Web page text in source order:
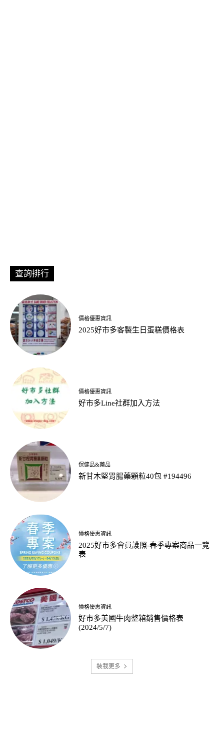
查詢排行
價格優惠資訊
2025好市多客製生日蛋糕價格表
價格優惠資訊
好市多Line社群加入方法
保健品&藥品
新甘木堅胃腸藥顆粒40包 #194496
價格優惠資訊
2025好市多會員護照-春季專案商品一覽
表
價格優惠資訊
好市多美國牛肉整箱銷售價格表
(2024/5/7)
裝載更多